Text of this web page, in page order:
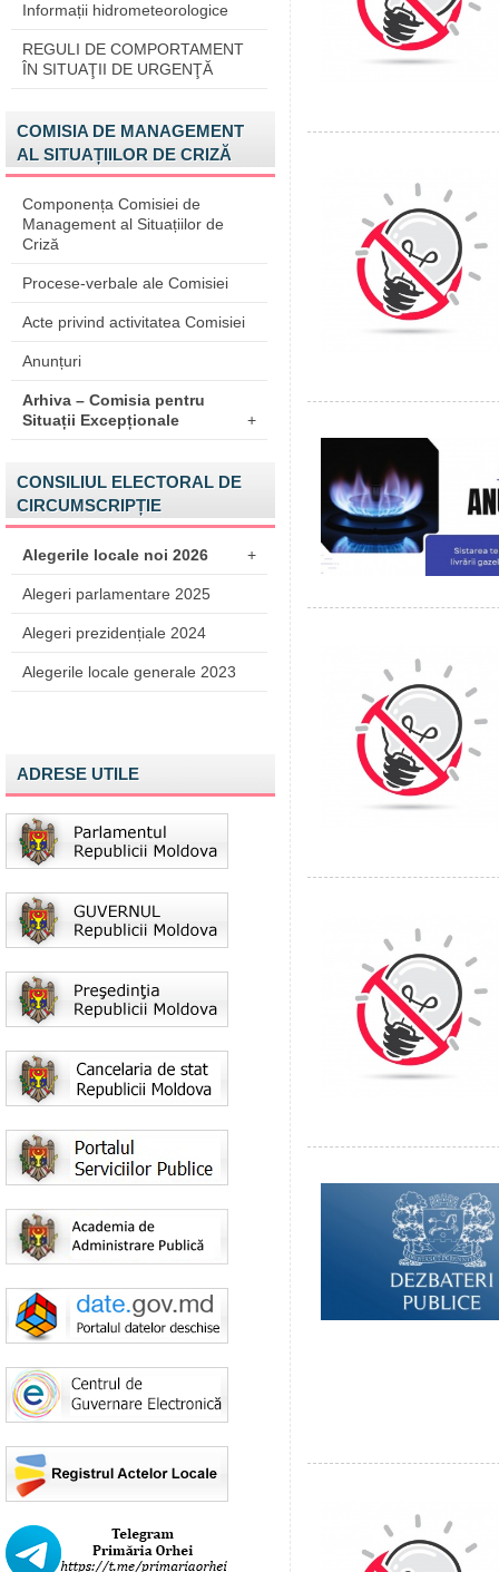
Informații hidrometeorologice
REGULI DE COMPORTAMENT
ÎN SITUAŢII DE URGENŢĂ
COMISIA DE MANAGEMENT
AL SITUAȚIILOR DE CRIZĂ
Componența Comisiei de
Management al Situațiilor de
Criză
Procese-verbale ale Comisiei
Acte privind activitatea Comisiei
Anunțuri
Arhiva – Comisia pentru
Situații Excepționale
+
CONSILIUL ELECTORAL DE
CIRCUMSCRIPȚIE
Alegerile locale noi 2026 +
Alegeri parlamentare 2025
Alegeri prezidențiale 2024
Alegerile locale generale 2023
ADRESE UTILE